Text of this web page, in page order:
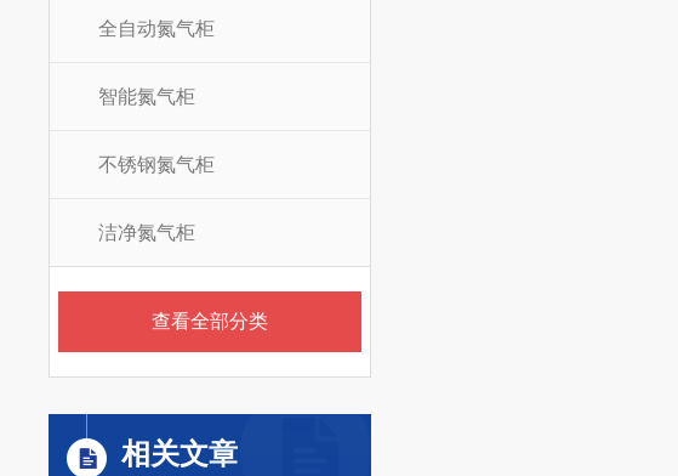
全自动氮气柜
智能氮气柜
不锈钢氮气柜
洁净氮气柜
查看全部分类
相关文章